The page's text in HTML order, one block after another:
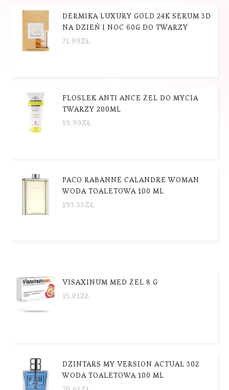
DERMIKA LUXURY GOLD 24K SERUM 3D
NA DZIEŃ I NOC 60G DO TWARZY
71.99ZŁ
FLOSLEK ANTI ANCE ŻEL DO MYCIA
TWARZY 200ML
19.99ZŁ
PACO RABANNE CALANDRE WOMAN
WODA TOALETOWA 100 ML
193.33ZŁ
VISAXINUM MED ŻEL 8 G
15.01ZŁ
DZINTARS MY VERSION ACTUAL 302
WODA TOALETOWA 100 ML